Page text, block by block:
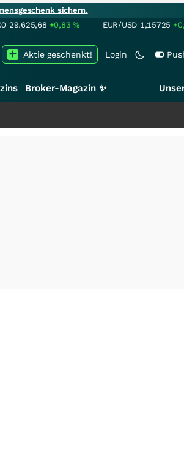
sichern.
29.625,68 +0,83% EUR/USD 1,15725
Login
Aktie geschenkt!
Broker-Magazin ✨